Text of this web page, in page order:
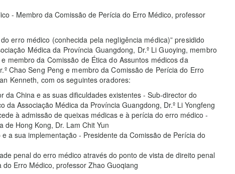
- Membro da Comissão de Perícia do Erro Médico, professor
erro médico (conhecida pela negligência médica)” presidido
Médica da Província Guangdong, Dr.º Li Guoying, membro
membro da Comissão de Ética do Assuntos médicos da
Chao Seng Peng e membro da Comissão de Perícia do Erro
Kenneth, com os seguintes oradores:
da China e as suas dificuldades existentes - Sub-director do
da Associação Médica da Província Guangdong, Dr.º Li Yongfeng
à admissão de queixas médicas e à perícia do erro médico -
de Hong Kong, Dr. Lam Chit Yun
a sua implementação - Presidente da Comissão de Perícia do
penal do erro médico através do ponto de vista de direito penal
Erro Médico, professor Zhao Guoqiang